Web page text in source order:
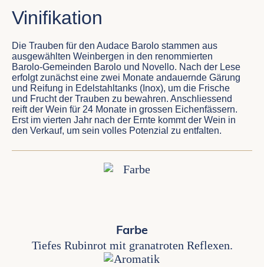
Vinifikation
Die Trauben für den Audace Barolo stammen aus
ausgewählten Weinbergen in den renommierten
Barolo-Gemeinden Barolo und Novello. Nach der Lese
erfolgt zunächst eine zwei Monate andauernde Gärung
und Reifung in Edelstahltanks (Inox), um die Frische
und Frucht der Trauben zu bewahren. Anschliessend
reift der Wein für 24 Monate in grossen Eichenfässern.
Erst im vierten Jahr nach der Ernte kommt der Wein in
den Verkauf, um sein volles Potenzial zu entfalten.
Farbe
Tiefes Rubinrot mit granatroten Reflexen.